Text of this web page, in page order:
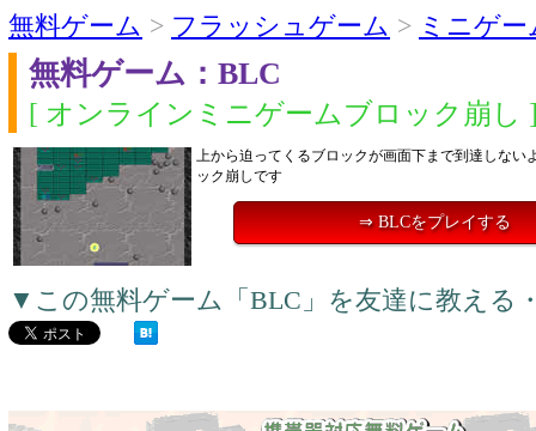
無料ゲーム > フラッシュゲーム > ミニゲー
無料ゲーム：BLC
[ オンラインミニゲームブロック崩し
上から迫ってくるブロックが画面下まで到達しない
ック崩しです
⇒ BLCをプレイする
▼この無料ゲーム「BLC」を友達に教える